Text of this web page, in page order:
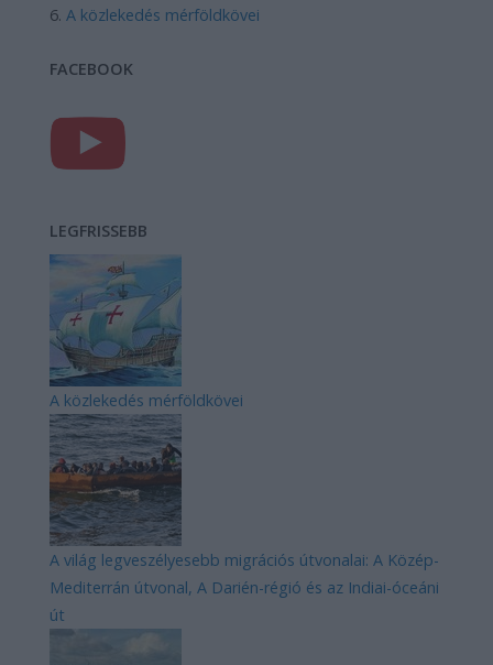
A közlekedés mérföldkövei
FACEBOOK
LEGFRISSEBB
A közlekedés mérföldkövei
A világ legveszélyesebb migrációs útvonalai: A Közép-
Mediterrán útvonal, A Darién-régió és az Indiai-óceáni
út